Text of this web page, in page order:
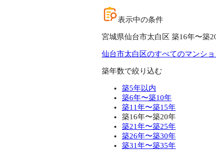
表示中の条件
宮城県仙台市太白区 築16年〜築
仙台市太白区のすべてのマンシ
築年数で絞り込む
築5年以内
築6年〜築10年
築11年〜築15年
築16年〜築20年
築21年〜築25年
築26年〜築30年
築31年〜築35年